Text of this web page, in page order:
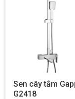
Sen cây tắm
G2418